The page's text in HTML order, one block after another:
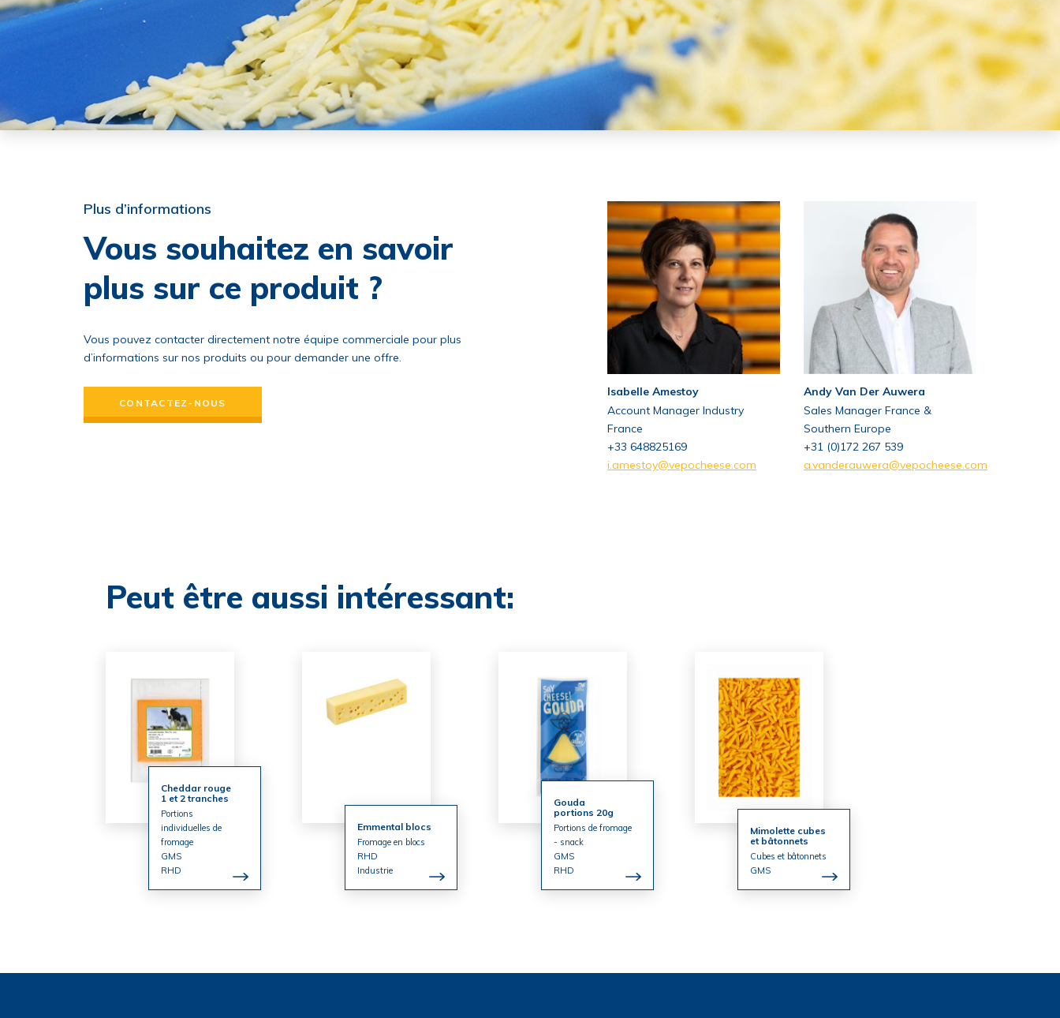
Plus d’informations
Vous souhaitez en savoir
plus sur ce produit ?
Vous pouvez contacter directement notre équipe commerciale pour plus
d’informations sur nos produits ou pour demander une offre.
CONTACTEZ-NOUS
Isabelle Amestoy
Account Manager Industry
France
+33 648825169
i.amestoy@vepocheese.com
Andy Van Der Auwera
Sales Manager France &
Southern Europe
+31 (0)172 267 539
a.vanderauwera@vepocheese.com
Peut être aussi intéressant:
Cheddar rouge
1 et 2 tranches
Portions
individuelles de
fromage
GMS
RHD
Emmental blocs
Fromage en blocs
RHD
Industrie
Gouda
portions 20g
Portions de fromage
- snack
GMS
RHD
Mimolette cubes
et bâtonnets
Cubes et bâtonnets
GMS